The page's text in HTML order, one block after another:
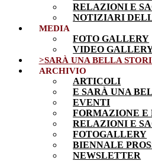
RELAZIONI E
NOTIZIARI
MEDIA
FOTO GALLERY
VIDEO
>SARÀ UNA BELLA
ARCHIVIO
ARTICOLI
E SARÀ UNA
EVENTI
FORMAZIONE E
RELAZIONI E
FOTOGALLERY
BIENNALE
NEWSLETTER